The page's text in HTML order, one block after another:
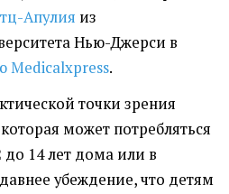
Апулия из
Нью-Джерси в
Мedicalxpress.
точки зрения
может потребляться
до 14 лет дома или в
убеждение, что детям